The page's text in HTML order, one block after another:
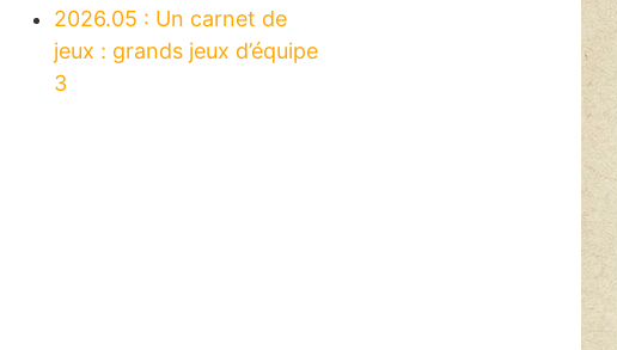
2026.05 : Un carnet de
jeux : grands jeux d’équipe
3